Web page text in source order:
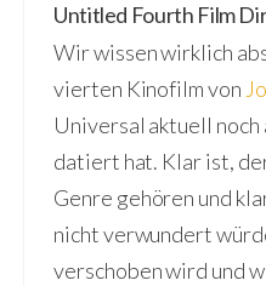
Untitled Fourth Film
Wir wissen wirklich
vierten Kinofilm von
Universal aktuell noch
datiert hat. Klar ist,
Genre gehören und
nicht verwundert
verschoben wird und